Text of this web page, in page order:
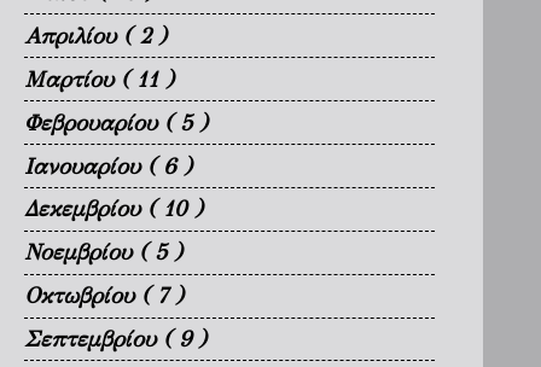
Απριλίου ( 2 )
Μαρτίου ( 11 )
Φεβρουαρίου ( 5 )
Ιανουαρίου ( 6 )
Δεκεμβρίου ( 10 )
Νοεμβρίου ( 5 )
Οκτωβρίου ( 7 )
Σεπτεμβρίου ( 9 )